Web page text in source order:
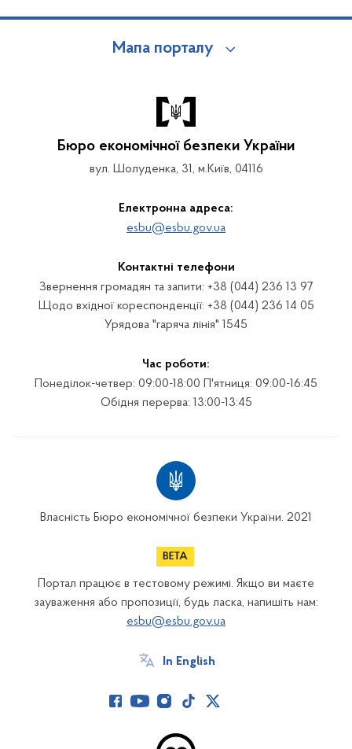
Мапа порталу
Бюро економічної безпеки України
вул. Шолуденка, 31, м.Київ, 04116
Електронна адреса:
esbu@esbu.gov.ua
Контактні телефони
Звернення громадян та запити: +38 (044) 236 13 97
Щодо вхідної кореспонденції: +38 (044) 236 14 05
Урядова "гаряча лінія" 1545
Час роботи:
Понеділок-четвер: 09:00-18:00 П'ятниця: 09:00-16:45
Обідня перерва: 13:00-13:45
Власність Бюро економічної безпеки України. 2021
Портал працює в тестовому режимі. Якщо ви маєте
зауваження або пропозиції, будь ласка, напишіть нам:
esbu@esbu.gov.ua
In English